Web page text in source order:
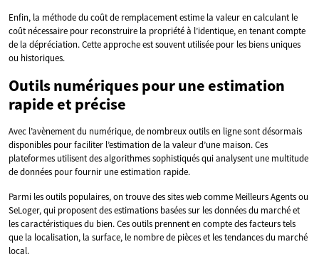
Enfin, la méthode du coût de remplacement estime la valeur en calculant le
coût nécessaire pour reconstruire la propriété à l’identique, en tenant compte
de la dépréciation. Cette approche est souvent utilisée pour les biens uniques
ou historiques.
Outils numériques pour une estimation
rapide et précise
Avec l’avènement du numérique, de nombreux outils en ligne sont désormais
disponibles pour faciliter l’estimation de la valeur d’une maison. Ces
plateformes utilisent des algorithmes sophistiqués qui analysent une multitude
de données pour fournir une estimation rapide.
Parmi les outils populaires, on trouve des sites web comme Meilleurs Agents ou
SeLoger, qui proposent des estimations basées sur les données du marché et
les caractéristiques du bien. Ces outils prennent en compte des facteurs tels
que la localisation, la surface, le nombre de pièces et les tendances du marché
local.